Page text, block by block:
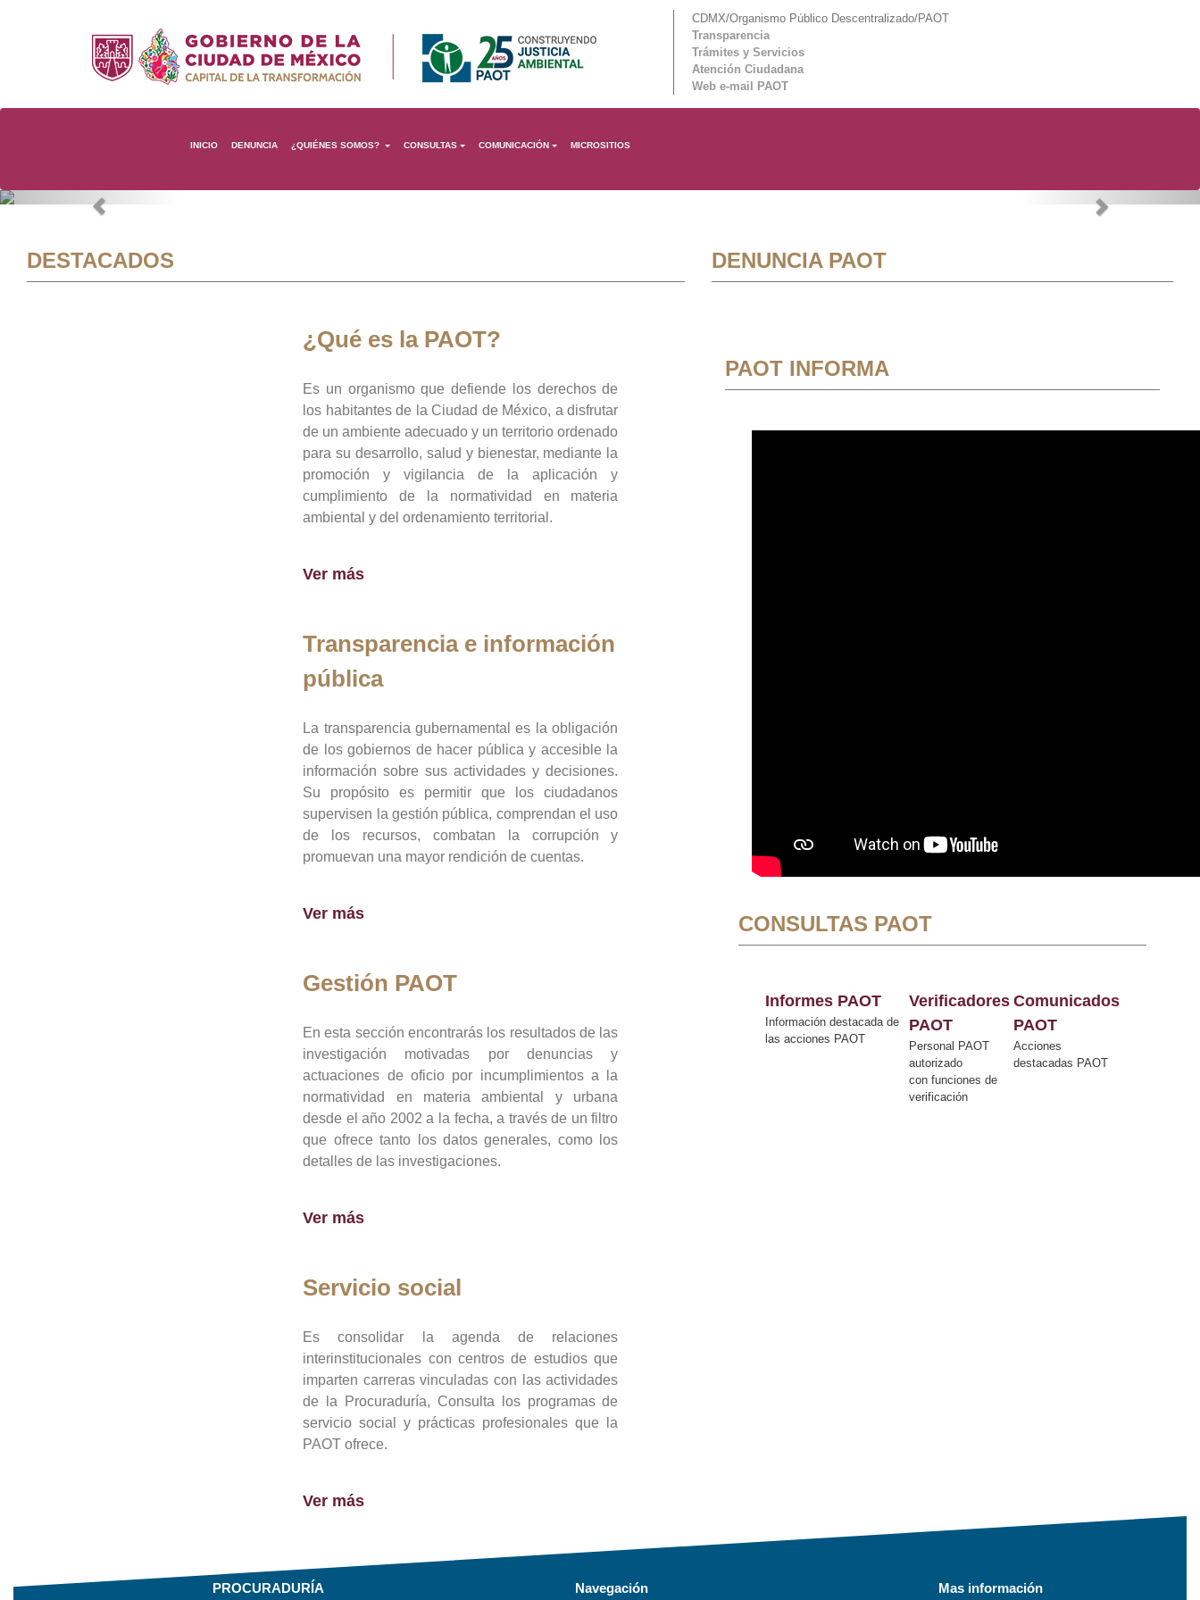
CDMX/Organismo Público Descentralizado/PAOT
Transparencia
Trámites y Servicios
Atención Ciudadana
Web e-mail PAOT
INICIO DENUNCIA ¿QUIÉNES SOMOS? CONSULTAS COMUNICACIÓN MICROSITIOS
Previous Next
DESTACADOS
¿Qué es la PAOT?
Es un organismo que defiende los derechos de
los habitantes de la Ciudad de México, a disfrutar
de un ambiente adecuado y un territorio ordenado
para su desarrollo, salud y bienestar, mediante la
promoción y vigilancia de la aplicación y
cumplimiento de la normatividad en materia
ambiental y del ordenamiento territorial.
Ver más
Transparencia e información
pública
La transparencia gubernamental es la obligación
de los gobiernos de hacer pública y accesible la
información sobre sus actividades y decisiones.
Su propósito es permitir que los ciudadanos
supervisen la gestión pública, comprendan el uso
de los recursos, combatan la corrupción y
promuevan una mayor rendición de cuentas.
Ver más
Gestión PAOT
En esta sección encontrarás los resultados de las
investigación motivadas por denuncias y
actuaciones de oficio por incumplimientos a la
normatividad en materia ambiental y urbana
desde el año 2002 a la fecha, a través de un filtro
que ofrece tanto los datos generales, como los
detalles de las investigaciones.
Ver más
Servicio social
Es consolidar la agenda de relaciones
interinstitucionales con centros de estudios que
imparten carreras vinculadas con las actividades
de la Procuraduría, Consulta los programas de
servicio social y prácticas profesionales que la
PAOT ofrece.
Ver más
DENUNCIA PAOT
PAOT INFORMA
CONSULTAS PAOT
Informes PAOT
Información destacada de
las acciones PAOT
Verificadores
PAOT
Personal PAOT
autorizado
con funciones de
verificación
Comunicados
PAOT
Acciones
destacadas PAOT
PROCURADURÍA Navegación Mas información